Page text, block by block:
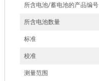
所含电池/蓄电池的产品编号
所含电池数量
标准
校准
测量范围